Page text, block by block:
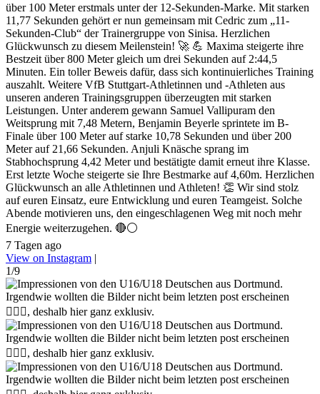
über 100 Meter erstmals unter der 12-Sekunden-Marke. Mit starken
11,77 Sekunden gehört er nun gemeinsam mit Cedric zum „11-
Sekunden-Club“ der Trainergruppe von Sinisa. Herzlichen
Glückwunsch zu diesem Meilenstein! 🚀 💪 Maxima steigerte ihre
Bestzeit über 800 Meter gleich um drei Sekunden auf 2:44,5
Minuten. Ein toller Beweis dafür, dass sich kontinuierliches Training
auszahlt. Weitere VfB Stuttgart-Athletinnen und -Athleten aus
unseren anderen Trainingsgruppen überzeugten mit starken
Leistungen. Unter anderem gewann Samuel Vallipuram den
Weitsprung mit 7,48 Metern, Benjamin Beyerle sprintete im B-
Finale über 100 Meter auf starke 10,78 Sekunden und über 200
Meter auf 21,66 Sekunden. Anjuli Knäsche sprang im
Stabhochsprung 4,42 Meter und bestätigte damit erneut ihre Klasse.
Erst letzte Woche steigerte sie Ihre Bestmarke auf 4,60m. Herzlichen
Glückwunsch an alle Athletinnen und Athleten! 👏 Wir sind stolz
auf euren Einsatz, eure Entwicklung und euren Teamgeist. Solche
Abende motivieren uns, den eingeschlagenen Weg mit noch mehr
Energie weiterzugehen. 🔴⚪
7 Tagen ago
View on Instagram |
1/9